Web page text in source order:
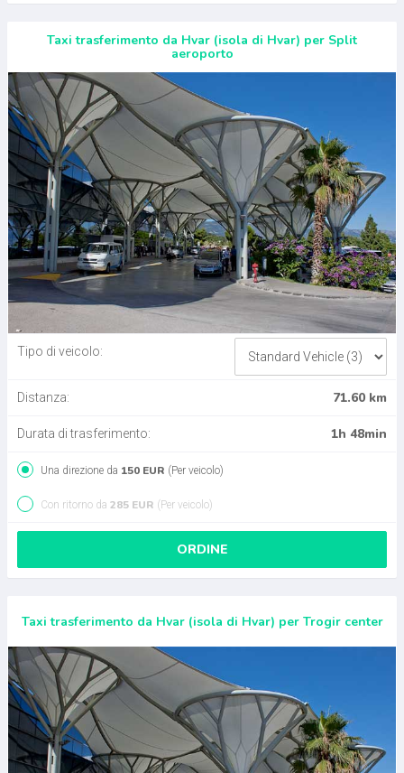
Taxi trasferimento da Hvar (isola di Hvar) per Split
aeroporto
Tipo di veicolo:
Distanza: 71.60 km
Durata di trasferimento: 1h 48min
Una direzione da 150 EUR (Per veicolo)
Con ritorno da 285 EUR (Per veicolo)
ORDINE
Taxi trasferimento da Hvar (isola di Hvar) per Trogir center